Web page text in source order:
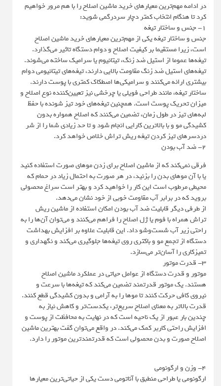
در ادامه مهم‌ترین معیارهای خرید ماشین اصلاح را با هم مرور خواهیم
کرد تا هنگام انتخاب کمتر دچار سردرگمی شوید:
1- جنس و ساختار تیغه
جنس و ساختار تیغه یکی از مهم‌ترین معیارهای خرید ماشین اصلاح
است، زیرا مستقیما بر کیفیت اصلاح و دوام دستگاه تاثیر می‌گذارد.
تیغه‌ها عموما از استیل ضد زنگ، تیتانیوم یا سرامیک ساخته می‌شوند.
تیغه‌های استیل ضد زنگ مقاومت بالایی دارند، تیغه‌های تیتانیومی دوام
بیشتری ارائه می‌کنند و سرامیکی‌ها اصطکاک کمتری با پوست دارند.
ساختار تیغه، مانند طراحی فویلی یا چرخشی نیز تعیین‌کننده نوع اصلاح و
میزان تحریک پوست است. همچنین تیغه‌های خود تیز شونده با حفظ
لبه‌های تیز در طول زمان، تضمین می‌کنند که اصلاح همواره بدون
کشیدگی مو و با بالاترین کارایی انجام شود و تا حد زیادی شما را از شر
دردسرهای تیز کردن تیغه ریش تراش خلاص خواهد کرد.
2- ضد آب بودن
فرقی نمی‌کند که از ماشین اصلاح برای زدن موهای صورت استفاده کنید
یا با آن موهای بدن را بزنید، در هر صورت به احتمال زیاد در حمام که
محیطی مرطوب است این کار را خواهید کرد و بهتر است سراغ محصولی
بروید که در برابر آب مقاومت خوبی از خود نشان می‌دهد.
از طرفی دیگر قابلیت ضد آب بودن امکان استفاده از ماشین ریش
تراش همراه با فوم یا ژل اصلاح را فراهم می‌کنند و می‌توان آن‌ها را به
راحتی زیر آب شست‌وشو داد. این قابلیت علاوه بر افزایش بهداشت
دستگاه از تجمع مو و باکتری روی تیغه‌ها جلوگیری می‌کند و نگهداری و
تمیزکاری را آسان‌تر می‌سازد.
3- قدرت موتور
موتور و قدرت دستگاه از عوامل حیاتی در عملکرد ماشین اصلاح
هستند. یک موتور قدرتمند تضمین می‌کند که تیغه‌ها با سرعت و
نیروی کافی حرکت کنند تا موها را به آرامی و بدون کشیدگی قطع کنند.
قدرت بالاتر به معنای اصلاح سریع‌تر، یکدست‌تر و کاهش نیاز به
چندین بار عبور از یک ناحیه است که در نهایت به محافظت از پوست و
افزایش راحتی کاربر کمک می‌کند. در واقع می‌توان گفت بهترین ماشین
اصلاح صورت و بدن محصولی است که قدرتمندترین موتور را دارد.
4- وزن و ارگونومی
ارگونومی یا طراحی منطبق با آناتومی دست یکی از حیاتی‌ترین معیارها